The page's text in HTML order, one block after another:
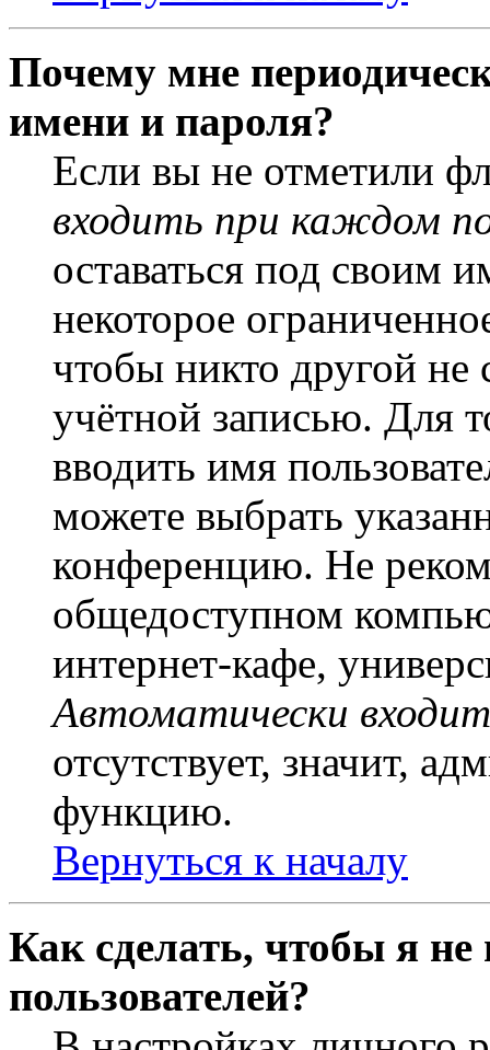
Почему мне
имени и пароля?
Если вы не отметили
входить при каждом
оставаться под своим
некоторое
чтобы никто другой не
учётной записью. Для
вводить имя
можете выбрать
конференцию. Не
общедоступном
интернет-кафе,
Автоматически
отсутствует, значит,
функцию.
Вернуться к началу
Как сделать, чтобы я
пользователей?